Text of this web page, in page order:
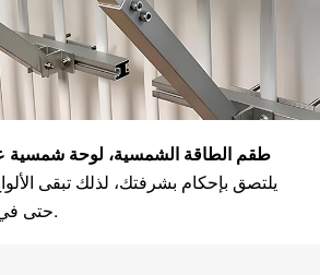
طقم الطاقة الشمسية، لوحة شمسية
يلتصق بإحكام بشرفتك، لذلك تبقى
حتى في حالة الرياح أو الأمطار.